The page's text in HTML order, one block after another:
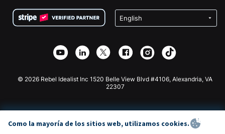
Privacidad
Asociación de afiliados
Recaudación de fondos para escuelas
Plugin de donaciones de Wix
Aplicación de donaciones de Webflow
Donaciones de Joomla
© 2026 Rebel Idealist Inc 1520 Belle View Blvd #4106, Alexandria, VA
22307
Como la mayoría de los sitios web, utilizamos cookies.